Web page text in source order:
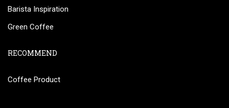
Barista Inspiration
Green Coffee
RECOMMEND
Coffee Product